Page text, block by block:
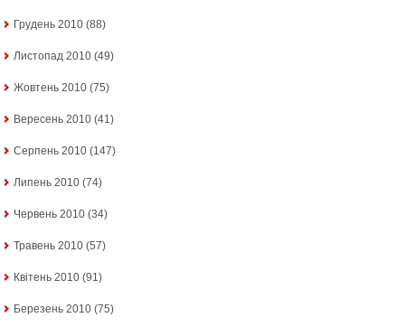
Грудень 2010 (88)
Листопад 2010 (49)
Жовтень 2010 (75)
Вересень 2010 (41)
Серпень 2010 (147)
Липень 2010 (74)
Червень 2010 (34)
Травень 2010 (57)
Квітень 2010 (91)
Березень 2010 (75)